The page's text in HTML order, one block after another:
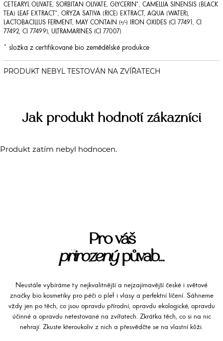
CETEARYL OLIVATE, SORBITAN OLIVATE, GLYCERIN*, CAMELLIA SINENSIS (BLACK
TEA) LEAF EXTRACT*, ORYZA SATIVA (RICE) EXTRACT, AQUA (WATER),
LACTOBACILLUS FERMENT, MAY CONTAIN (+/-) IRON OXIDES (CI 77491, CI
77492, CI 77499), ULTRAMARINES (CI 77007)
* složka z certifikované bio zemědělské produkce
Jak produkt hodnotí zákazníci
Produkt zatím nebyl hodnocen.
Pro váš
přirozenýpůvab...
Neustále vybíráme ty nejkvalitnější a nejzajímavější české i světové
značky bio kosmetiky pro péči o pleť i vlasy a perfektní líčení. Sáhneme
vždy jen po těch, co jsou opravdu přírodní, opravdu ekologické, opravdu
účinné a opravdu netestované na zvířatech. Zkrátka těch, co si na nic
nehrají. Zkuste kteroukoliv z nich a přesvědčte se na vlastní kůži.